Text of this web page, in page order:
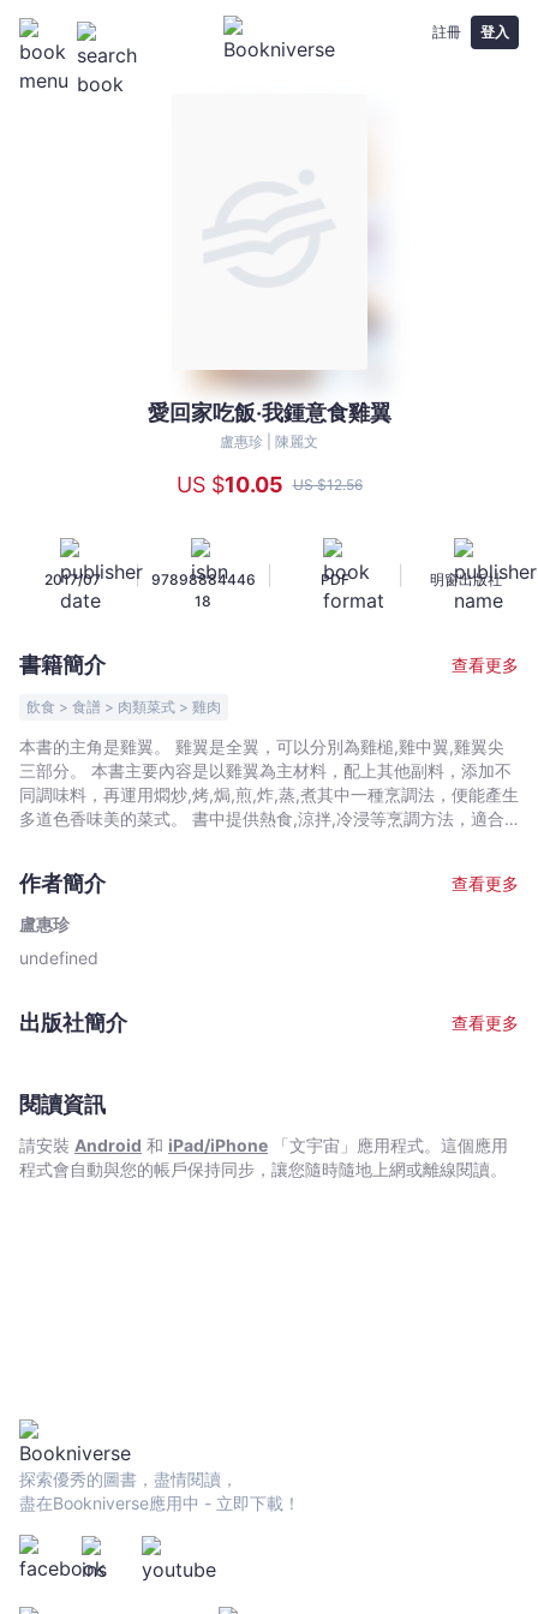
註冊 登入
雞
翼
盧
惠
珍
文
宙
｜
愛回家吃飯‧我鍾意食雞翼
盧惠珍 | 陳麗文
US $10.05 US $12.56
2017/07 | 97898884446
18
PDF 明窗出版社
書籍簡介 查看更多
飲食 > 食譜 > 肉類菜式 > 雞肉
本書的主角是雞翼。 雞翼是全翼，可以分別為雞槌,雞中翼,雞翼尖
三部分。 本書主要內容是以雞翼為主材料，配上其他副料，添加不
同調味料，再運用燜炒,烤,焗,煎,炸,蒸,煮其中一種烹調法，便能產生
多道色香味美的菜式。 書中提供熱食,涼拌,冷浸等烹調方法，適合
其是近年流行的棒棒雞,鹽酥雞,韓醬雞翼等街口小吃，香口酥脆，瘋
靡全城，本書也有介紹。 雞翼可於街市或超級市場購買，其中雪藏
雞翼價格相宜。只需將雪藏雞翼解凍，瀝乾及吸乾水分後，便可預
備烹煮雞翼菜式。 在此希望本書能帶給讀者輕鬆愉快的雞翼體驗。
作者簡介
查看更多
盧惠珍
undefined
出版社簡介 查看更多
閱讀資訊
請安裝 Android 和 iPad/iPhone 「文宇宙」應用程式。這個應用
程式會自動與您的帳戶保持同步，讓您隨時隨地上網或離線閱讀。
探索優秀的圖書，盡情閱讀，
盡在Bookniverse應用中 - 立即下載！